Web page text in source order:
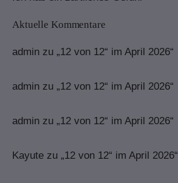
Aktuelle Kommentare
admin zu „12 von 12“ im April 2026“
admin zu „12 von 12“ im April 2026“
admin zu „12 von 12“ im April 2026“
Kayute zu „12 von 12“ im April 2026“